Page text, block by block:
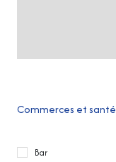
Commerces et santé
Bar